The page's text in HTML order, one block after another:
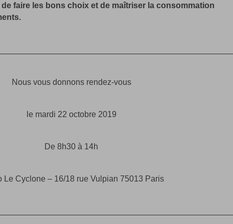
de faire les bons choix et de maîtriser la consommation
Nous vous donnons rendez-vous
le mardi 22 octobre 2019
De 8h30 à 14h
Le Cyclone – 16/18 rue Vulpian 75013 Paris